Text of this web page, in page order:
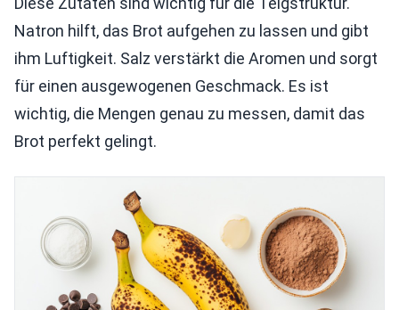
Natron hilft, das Brot aufgehen zu lassen und gibt
ihm Luftigkeit. Salz verstärkt die Aromen und sorgt
für einen ausgewogenen Geschmack. Es ist
wichtig, die Mengen genau zu messen, damit das
Brot perfekt gelingt.